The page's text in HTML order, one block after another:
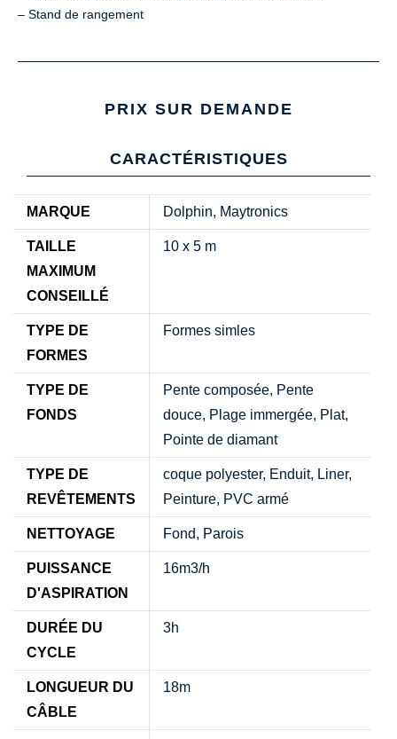
– Stand de rangement
PRIX SUR DEMANDE
CARACTÉRISTIQUES
MARQUE Dolphin, Maytronics
TAILLE
MAXIMUM
CONSEILLÉ
10 x 5 m
TYPE DE
FORMES
Formes simles
TYPE DE
FONDS
Pente composée, Pente
douce, Plage immergée, Plat,
Pointe de diamant
TYPE DE
REVÊTEMENTS
coque polyester, Enduit, Liner,
Peinture, PVC armé
NETTOYAGE Fond, Parois
PUISSANCE
D'ASPIRATION
16m3/h
DURÉE DU
CYCLE
3h
LONGUEUR DU
CÂBLE
18m